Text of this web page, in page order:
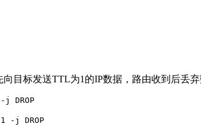
向目标发送TTL为1的IP数据，路由收到后丢
DROP
-j DROP